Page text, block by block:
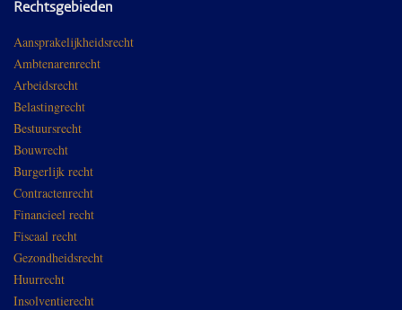
Rechtsgebieden
Aansprakelijkheidsrecht
Ambtenarenrecht
Arbeidsrecht
Belastingrecht
Bestuursrecht
Bouwrecht
Burgerlijk recht
Contractenrecht
Financieel recht
Fiscaal recht
Gezondheidsrecht
Huurrecht
Insolventierecht